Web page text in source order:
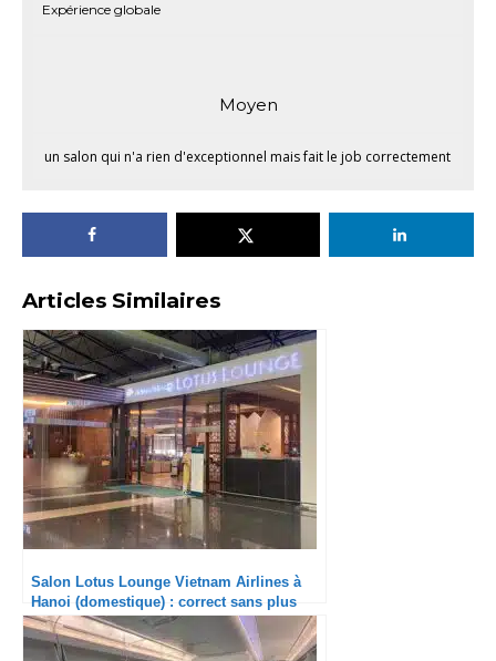
Expérience globale
Moyen
un salon qui n'a rien d'exceptionnel mais fait le job correctement
Articles Similaires
Salon Lotus Lounge Vietnam Airlines à
Hanoi (domestique) : correct sans plus